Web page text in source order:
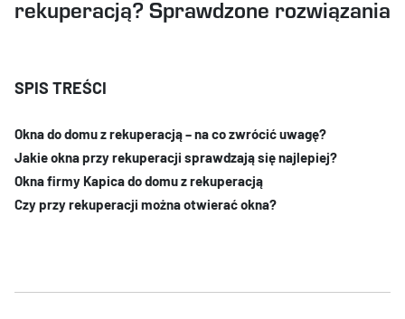
rekuperacją? Sprawdzone rozwiązania
Okna do domu z rekuperacją – na co zwrócić uwagę?
Jakie okna przy rekuperacji sprawdzają się najlepiej?
Okna firmy Kapica do domu z rekuperacją
Czy przy rekuperacji można otwierać okna?